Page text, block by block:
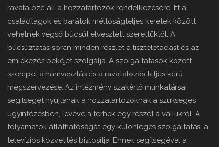
ravatalozó áll a hozzátartozók rendelkezésére. Itt a
családtagok és barátok méltóságteljes keretek között
vehetnek végső búcsút elvesztett szerettüktől. A
búcsúztatás során minden részlet a tiszteletadást és az
emlékezés békéjét szolgálja. A szolgáltatások között
szerepel a hamvasztás és a ravatalozás teljes körű
megszervezése. Az intézmény szakértő munkatársai
segítséget nyújtanak a hozzátartozóknak a szükséges
ügyintézésben, levéve a terhek egy részét a vállukról. A
folyamatok átláthatóságát egy különleges szolgáltatás, a
televíziós közvetítés biztosítja. Ennek segítségével a